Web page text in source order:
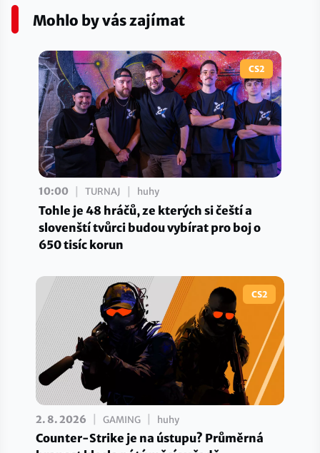
Mohlo by vás zajímat
CS2
10:00 TURNAJ huhy
Tohle je 48 hráčů, ze kterých si čeští a
slovenští tvůrci budou vybírat pro boj o
650 tisíc korun
CS2
2. 8. 2026 GAMING huhy
Counter-Strike je na ústupu? Průměrná